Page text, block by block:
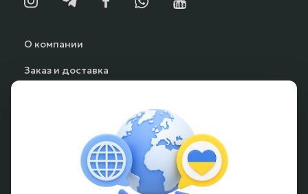
О компании
Заказ и доставка
Гарантия и возврат
Аккумуляторы под заказ